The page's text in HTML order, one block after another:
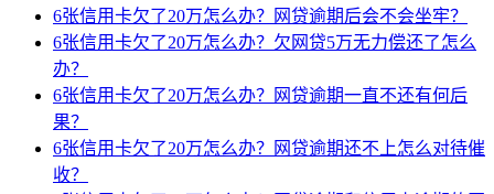
6张信用卡欠了20万怎么办？网贷逾期后会不会坐牢？
6张信用卡欠了20万怎么办？欠网贷5万无力偿还了怎么
办？
6张信用卡欠了20万怎么办？网贷逾期一直不还有何后
果？
6张信用卡欠了20万怎么办？网贷逾期还不上怎么对待催
收？